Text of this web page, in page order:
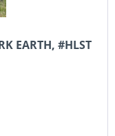
EARTH, #HLST